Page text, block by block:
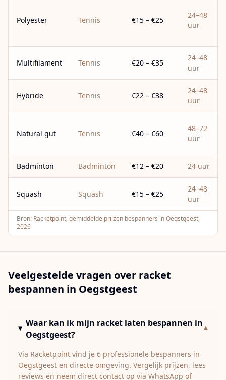
Polyester Tennis €15 – €25
24–48
uur
Multifilament Tennis €20 – €35
24–48
uur
Hybride Tennis €22 – €38
24–48
uur
Natural gut Tennis €40 – €60
48–72
uur
Badminton Badminton €12 – €20 24 uur
Squash Squash €15 – €25
24–48
uur
Bron: Racketpoint, gemiddelde prijzen bespanners in Oegstgeest,
2026
Veelgestelde vragen over racket
bespannen in Oegstgeest
Waar kan ik mijn racket laten bespannen in
Oegstgeest?
▾
Via Racketpoint vind je 6 professionele bespanners in
Oegstgeest en directe omgeving. Vergelijk prijzen, lees
reviews en neem direct contact op via WhatsApp of